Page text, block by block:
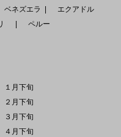
ベネズエラ
エクアドル
ペルー
１月下旬
２月下旬
３月下旬
４月下旬